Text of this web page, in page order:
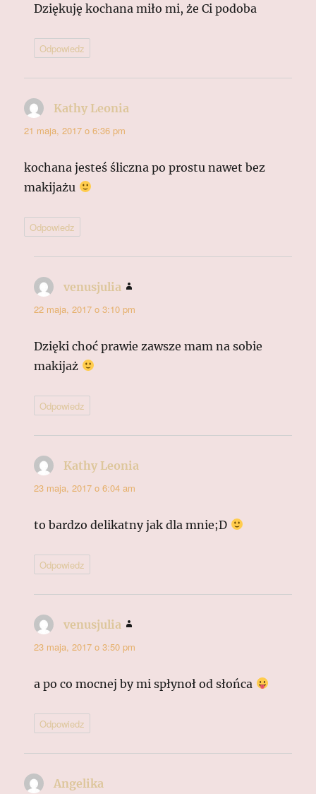
Dziękuję kochana miło mi, że Ci podoba
Odpowiedz
Kathy Leonia
21 maja, 2017 o 6:36 pm
kochana jesteś śliczna po prostu nawet bez
makijażu
Odpowiedz
venusjulia
22 maja, 2017 o 3:10 pm
Dzięki choć prawie zawsze mam na sobie
makijaż
Odpowiedz
Kathy Leonia
23 maja, 2017 o 6:04 am
to bardzo delikatny jak dla mnie;D
Odpowiedz
venusjulia
23 maja, 2017 o 3:50 pm
a po co mocnej by mi spłynoł od słońca
Odpowiedz
Angelika